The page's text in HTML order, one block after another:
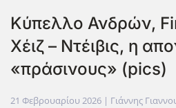
Κύπελλο Ανδρών,
Χέιζ – Ντέιβις, η
«πράσινους» (pics)
21 Φεβρουαρίου 2026 | Γιάννης